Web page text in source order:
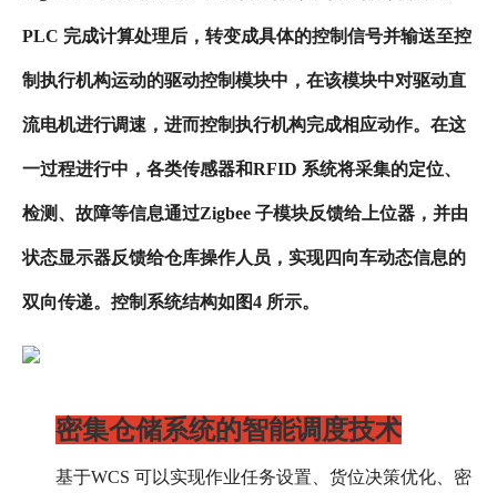
PLC 完成计算处理后，转变成具体的控制信号并输送至控
制执行机构运动的驱动控制模块中，在该模块中对驱动直
流电机进行调速，进而控制执行机构完成相应动作。在这
一过程进行中，各类传感器和RFID 系统将采集的定位、
检测、故障等信息通过Zigbee 子模块反馈给上位器，并由
状态显示器反馈给仓库操作人员，实现四向车动态信息的
双向传递。控制系统结构如图4 所示。
密集仓储系统的智能调度技术
基于WCS 可以实现作业任务设置、货位决策优化、密